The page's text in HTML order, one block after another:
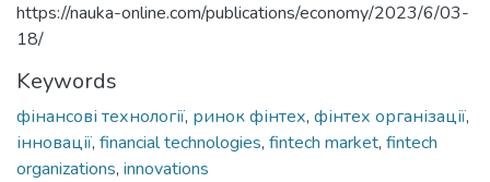
https://nauka-online.com/publications/economy/2023/6/03-
18/
Keywords
фінансові технології, ринок фінтех, фінтех організації,
інновації, financial technologies, fintech market, fintech
organizations, innovations